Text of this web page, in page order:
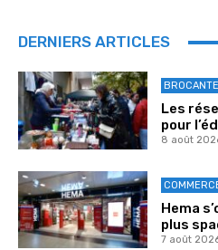
DERNIERS ARTICLES
BROCANTE
Les
pour
8 août
Hema
plus
7 août